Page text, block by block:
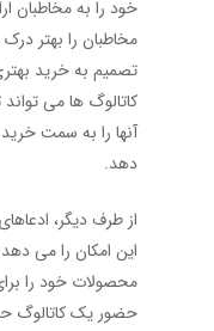
خود را به مخاطبان
مخاطبان را بهتر
تصمیم به خرید
کاتالوگ ‌ها می‌
آنها را به سمت
دهد.
از طرف دیگر،
این امکان را می ‌دهد
محصولات خود را
حضور یک کاتالوگ